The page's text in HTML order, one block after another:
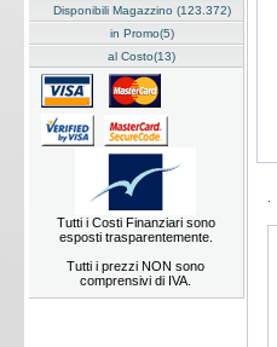
Disponibili Magazzino (123.372)
in Promo(5)
al Costo(13)
Tutti i Costi Finanziari sono
esposti trasparentemente.
Tutti i prezzi NON sono
comprensivi di IVA.